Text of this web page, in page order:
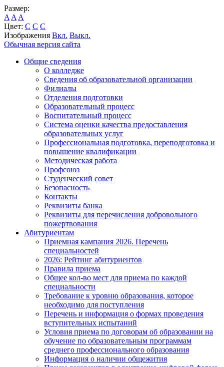
Размер:
A A A
Цвет: C C C
Изображения Вкл. Выкл.
Обычная версия сайта
Общие сведения
О колледже
Сведения об образовательной организации
Филиалы
Отделения подготовки
Образовательный процесс
Воспитательный процесс
Система оценки качества предоставления
образовательных услуг
Профессиональная подготовка, переподготовка и
повышение квалификации
Методическая работа
Профсоюз
Студенческий совет
Безопасность
Контакты
Реквизиты банка
Реквизиты для перечисления добровольного
пожертвования
Абитуриентам
Приемная кампания 2026. Перечень
специальностей
2026: Рейтинг абитуриентов
Правила приема
Общее кол-во мест для приема по каждой
специальности
Требование к уровню образования, которое
необходимо для поступления
Перечень и информация о формах проведения
вступительных испытаний
Условия приема по договорам об образовании на
обучение по образовательным программам
среднего профессионального образования
Информация о наличии общежития